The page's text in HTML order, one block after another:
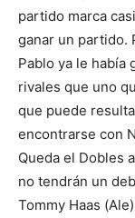
partido marca
ganar un partido.
Pablo ya le había
rivales que uno
que puede
encontrarse con
Queda el Dobles
no tendrán un
Tommy Haas